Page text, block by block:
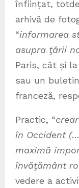
înființat,
arhivă de
“informarea
asupra ţării
Paris, cât și
sau un
franceză,
Practic, “
în Occident
maximă
învăţământ
vedere a